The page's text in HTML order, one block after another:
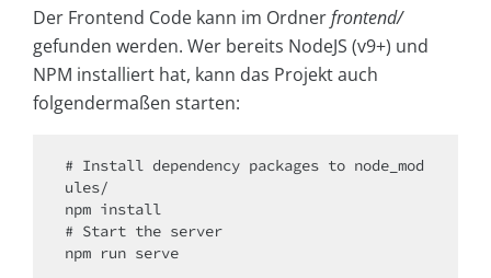
Der Frontend Code kann im Ordnerfrontend/
gefunden werden. Wer bereits NodeJS (v9+) und
NPM installiert hat, kann das Projekt auch
folgendermaßen starten:
# Install dependency packages to node_mod
ules/
npm install
# Start the server
npm run serve